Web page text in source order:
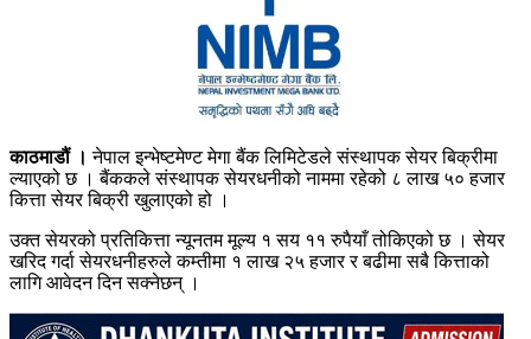
काठमाडौं । नेपाल इन्भेष्टमेण्ट मेगा बैंक लिमिटेडले संस्थापक सेयर बिक्रीमा
ल्याएको छ । बैंककले संस्थापक सेयरधनीको नाममा रहेको ८ लाख ५० हजार
कित्ता सेयर बिक्री खुलाएको हो ।
उक्त सेयरको प्रतिकित्ता न्यूनतम मूल्य १ सय ११ रुपैयाँ तोकिएको छ । सेयर
खरिद गर्दा सेयरधनीहरुले कम्तीमा १ लाख २५ हजार र बढीमा सबै कित्ताको
लागि आवेदन दिन सक्नेछन् ।